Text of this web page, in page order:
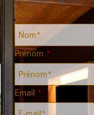
Les champs marqués d’un
Nom *
Prénom *
Email *